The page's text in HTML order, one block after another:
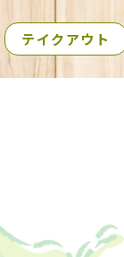
テイクアウト